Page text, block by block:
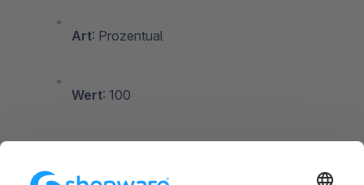
Art: Prozentual
Wert: 100
werden um z. B. eine Staffelung des